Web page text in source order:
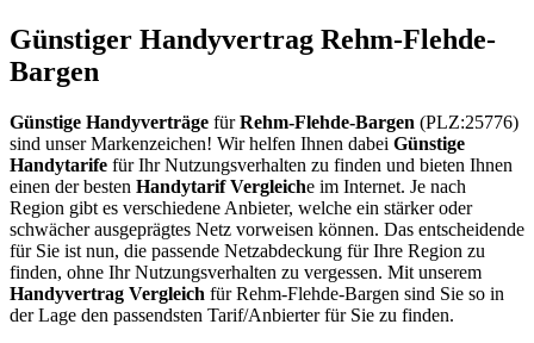
Günstiger Handyvertrag Rehm-Flehde-
Bargen
Günstige Handyverträge fürRehm-Flehde-Bargen (PLZ:25776)
sind unser Markenzeichen! Wir helfen Ihnen dabei Günstige
Handytarife für Ihr Nutzungsverhalten zu finden und bieten Ihnen
einen der besten Handytarif Vergleiche im Internet. Je nach
Region gibt es verschiedene Anbieter, welche ein stärker oder
schwächer ausgeprägtes Netz vorweisen können. Das entscheidende
für Sie ist nun, die passende Netzabdeckung für Ihre Region zu
finden, ohne Ihr Nutzungsverhalten zu vergessen. Mit unserem
Handyvertrag Vergleich für Rehm-Flehde-Bargen sind Sie so in
der Lage den passendsten Tarif/Anbierter für Sie zu finden.